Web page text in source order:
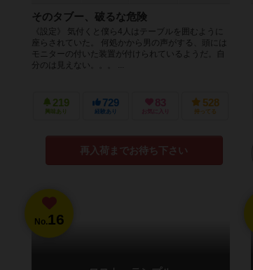
そのタブー、破るな危険
《設定》 気付くと僕ら4人はテーブルを囲むように
座らされていた。 何処かから男の声がする、頭には
モニターの付いた装置が付けられているようだ。自
分のは見えない。。。 ...
219
興味あり
729
経験あり
83
お気に入り
528
持ってる
再入荷までお待ち下さい
No.16